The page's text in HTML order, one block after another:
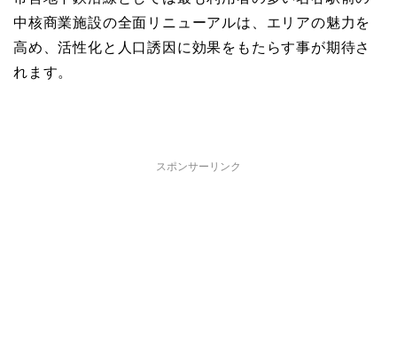
中核商業施設の全面リニューアルは、エリアの魅力を
高め、活性化と人口誘因に効果をもたらす事が期待さ
れます。
スポンサーリンク